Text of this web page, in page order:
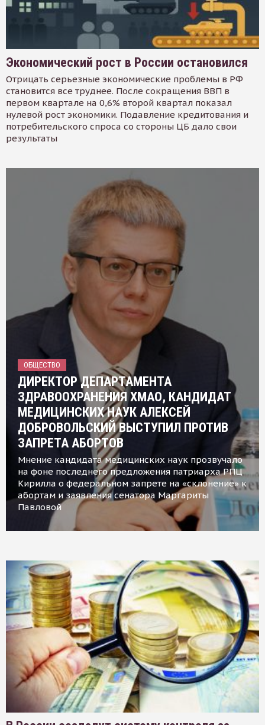
Экономический рост в России остановился
Отрицать серьезные экономические проблемы в РФ
становится все труднее. После сокращения ВВП в
первом квартале на 0,6% второй квартал показал
нулевой рост экономики. Подавление кредитования и
потребительского спроса со стороны ЦБ дало свои
результаты
ОБЩЕСТВО
ДИРЕКТОР ДЕПАРТАМЕНТА
ЗДРАВООХРАНЕНИЯ ХМАО, КАНДИДАТ
МЕДИЦИНСКИХ НАУК АЛЕКСЕЙ
ДОБРОВОЛЬСКИЙ ВЫСТУПИЛ ПРОТИВ
ЗАПРЕТА АБОРТОВ
Мнение кандидата медицинских наук прозвучало
на фоне последнего предложения патриарха РПЦ
Кирилла о федеральном запрете на «склонение» к
абортам и заявления сенатора Маргариты
Павловой